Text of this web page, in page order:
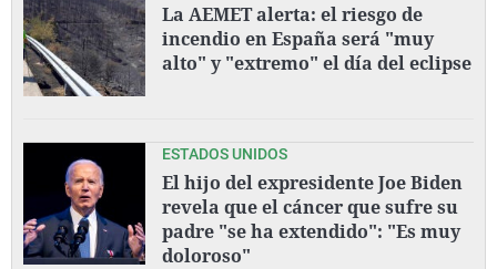
La AEMET alerta: el riesgo de
incendio en España será "muy
alto" y "extremo" el día del eclipse
ESTADOS UNIDOS
El hijo del expresidente Joe Biden
revela que el cáncer que sufre su
padre "se ha extendido": "Es muy
doloroso"